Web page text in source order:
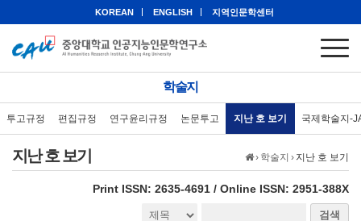
KOREAN ENGLISH 지역인문학센터
학술지
투고규정 편집규정 연구윤리규정 논문투고 지난 호 보기 국제학술지-
› 학술지 › 지난 호 보기
지난 호 보기
Print ISSN: 2635-4691 / Online ISSN: 2951-388X
검색